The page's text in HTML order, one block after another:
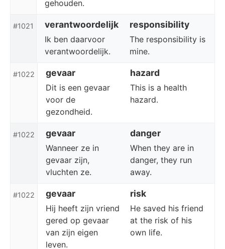
gehouden.
#1021 verantwoordelijk responsibility
Ik ben daarvoor
verantwoordelijk.
The responsibility is
mine.
#1022 gevaar hazard
Dit is een gevaar
voor de
gezondheid.
This is a health
hazard.
#1022 gevaar danger
Wanneer ze in
gevaar zijn,
vluchten ze.
When they are in
danger, they run
away.
#1022 gevaar risk
Hij heeft zijn vriend
gered op gevaar
van zijn eigen
leven.
He saved his friend
at the risk of his
own life.